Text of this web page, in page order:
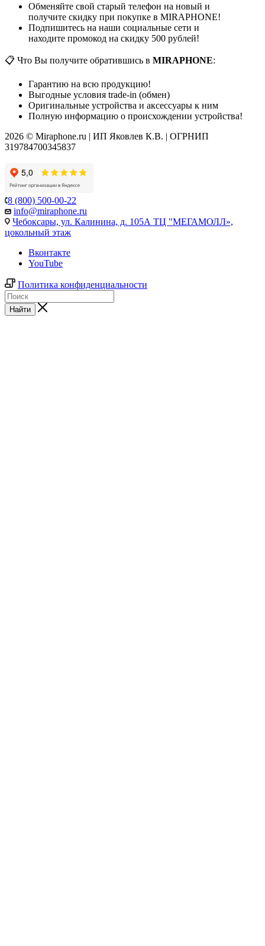
Обменяйте свой старый телефон на новый и
получите скидку при покупке в MIRAPHONE!
Подпишитесь на наши социальные сети и
находите промокод на скидку 500 рублей!
📋 Что Вы получите обратившись в MIRAPHONE:
Гарантию на всю продукцию!
Выгодные условия trade-in (обмен)
Оригинальные устройства и аксессуары к ним
Полную информацию о происхождении устройства!
2026 © Miraphone.ru | ИП Яковлев К.В. | ОГРНИП
319784700345837
8 (800) 500-00-22
info@miraphone.ru
Чебоксары, ул. Калинина, д. 105А ТЦ "МЕГАМОЛЛ»,
цокольный этаж
Вконтакте
YouTube
Политика конфиденциальности
Найти